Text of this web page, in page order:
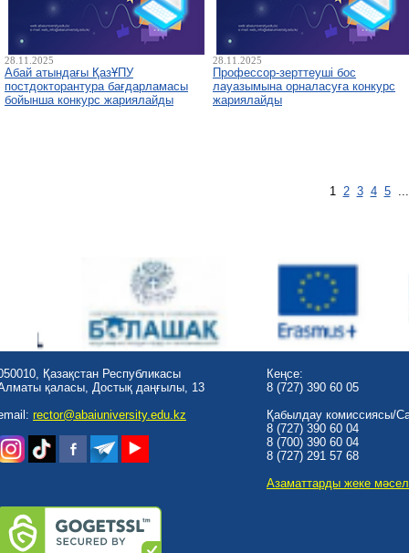
28.11.2025
Абай атындағы ҚазҰПУ
постдокторантура бағдарламасы
бойынша конкурс жариялайды
28.11.2025
Профессор-зерттеуші бос
лауазымына орналасуға конкурс
жариялайды
1 2 3 4 5
Қазақстан Республикасы
қаласы, Достық даңғылы, 13
rector@abaiuniversity.edu.kz
Кеңсе:
8 (727) 390 60 05
Қабылдау комиссиясы/
8 (727) 390 60 04
8 (700) 390 60 04
8 (727) 291 57 68
Азаматтарды жеке